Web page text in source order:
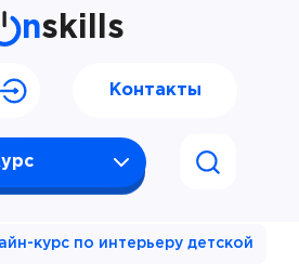
nskills
Контакты
курс по интерьеру детской